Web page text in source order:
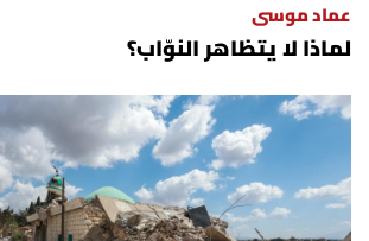
عماد موسى
لماذا لا يتظاهر النوّاب؟